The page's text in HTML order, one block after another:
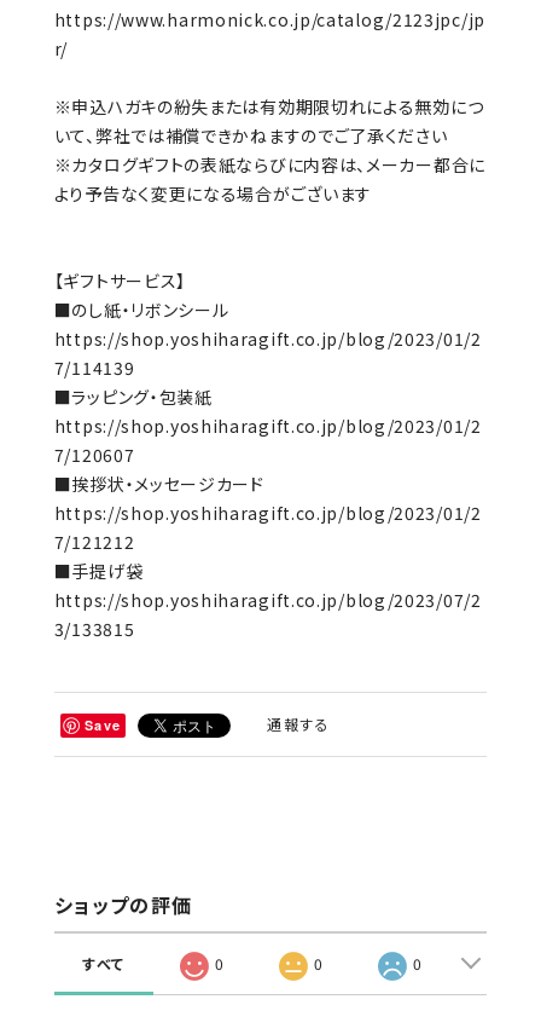
https://www.harmonick.co.jp/catalog/2123jpc/jp
r/
※申込ハガキの紛失または有効期限切れによる無効につ
いて、弊社では補償できかねますのでご了承ください
※カタログギフトの表紙ならびに内容は、メーカー都合に
より予告なく変更になる場合がございます
【ギフトサービス】
■のし紙・リボンシール
https://shop.yoshiharagift.co.jp/blog/2023/01/2
7/114139
■ラッピング・包装紙
https://shop.yoshiharagift.co.jp/blog/2023/01/2
7/120607
■挨拶状・メッセージカード
https://shop.yoshiharagift.co.jp/blog/2023/01/2
7/121212
■手提げ袋
https://shop.yoshiharagift.co.jp/blog/2023/07/2
3/133815
Save 通報する
ショップの評価
すべて 0 0 0